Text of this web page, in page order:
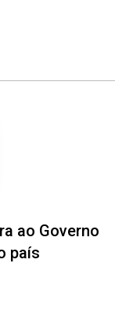
ao Governo
país